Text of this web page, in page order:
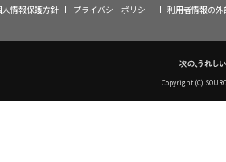
。（鹿児島県／有馬 純さん）
ン教室で生徒に教えるとき対象が中高年ですので、ツ
て説明しやすくなりました（岐阜県／井上 美由紀さん）
人情報保護方針 プライバシーポリシー 利用者情報の
Copyright (C)